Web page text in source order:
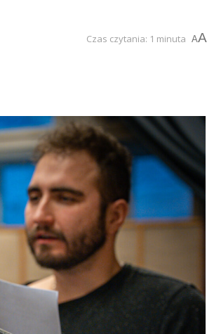
Czas czytania: 1 minuta AA